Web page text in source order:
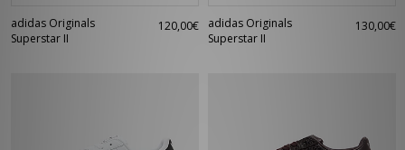
adidas Originals
Superstar II
120,00€
adidas Originals
Superstar II
130,00€